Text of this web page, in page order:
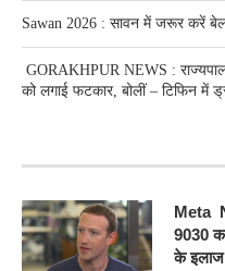
Sawan 2026 : सावन में जरूर करें
GORAKHPUR NEWS : राज्यपाल
को लगाई फटकार, बोलीं – टिफिन
Meta
9030
के